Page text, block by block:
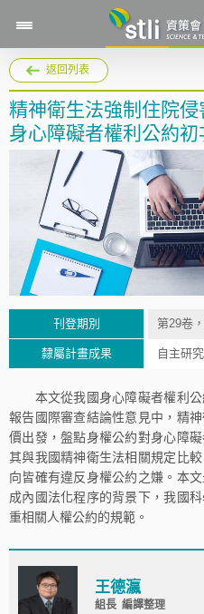
返回列表
精神衛生法強制住院
身心障礙者權利公約初
刊登期別 第29卷
隸屬計畫成果 自主研究
本文從我國身心障礙者權利公
報告國際審查結論性意見中，精
價出發，盤點身權公約對身心障
其與我國精神衛生法相關規定比
向皆確有違反身權公約之嫌。本
成內國法化程序的背景下，我國
重相關人權公約的規範。
王德瀛
組長 編譯整理